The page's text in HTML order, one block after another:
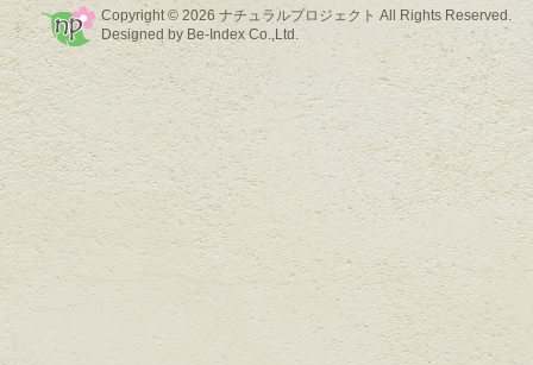
Copyright © 2026 ナチュラルプロジェクト All Rights Reserved.
Designed by Be-Index Co.,Ltd.